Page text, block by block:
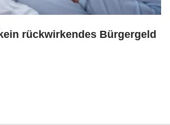
rückwirkendes Bürgergeld